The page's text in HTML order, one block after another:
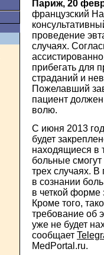
Париж, 20
французский
проведение
случаях.
прибегать для
страданий и
Пожелавший
пациент
волю.
С июня 2013
будет
находящиеся в
больные смогут
трех случаях.
в сознании
в четкой форме
Кроме того,
требование об
уже не будет
сообщает
MedPortal.ru.